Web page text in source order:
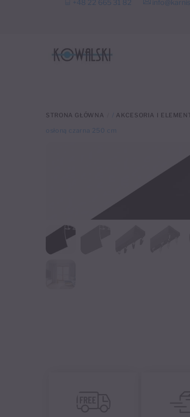
+48 22 665 31 82
STRONA GŁÓWNA / AKCESORIA I
osłoną czarna 250 cm